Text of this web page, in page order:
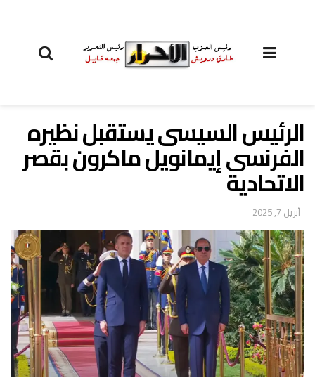
الرئيس السيسى يستقبل نظيره
الفرنسى إيمانويل ماكرون بقصر
الاتحادية
أبريل 7, 2025